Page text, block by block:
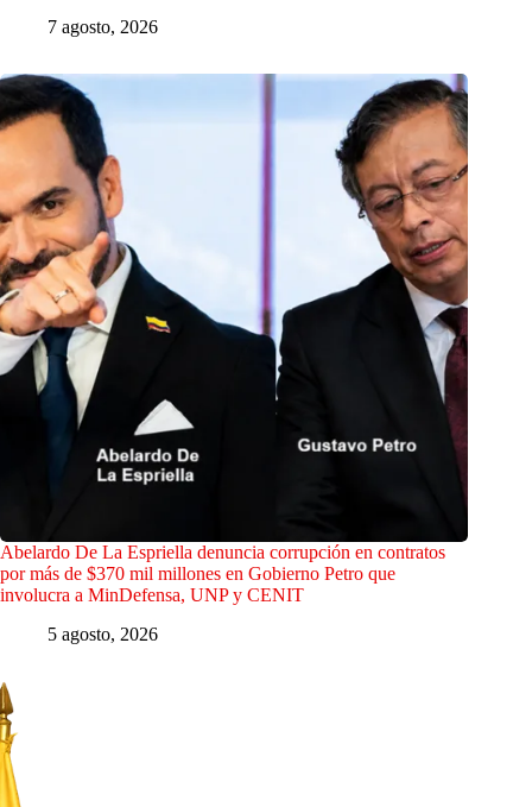
7 agosto, 2026
Abelardo De La Espriella denuncia corrupción en contratos
por más de $370 mil millones en Gobierno Petro que
involucra a MinDefensa, UNP y CENIT
5 agosto, 2026